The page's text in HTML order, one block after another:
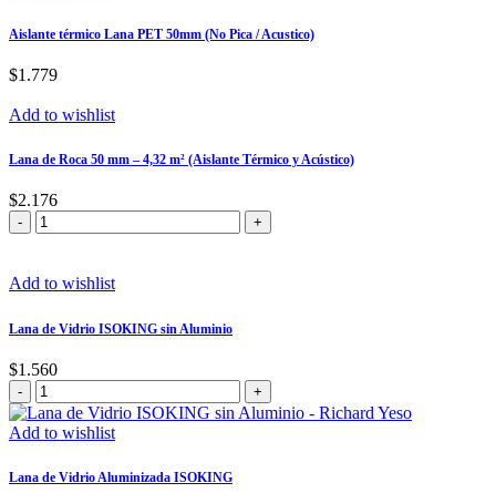
Aislante térmico Lana PET 50mm (No Pica / Acustico)
$1.779
Add to wishlist
Lana de Roca 50 mm – 4,32 m² (Aislante Térmico y Acústico)
$2.176
Lana
de
50
4,32
(Aislante
Térmico
y
Acústico)
Add to wishlist
Lana de Vidrio ISOKING sin Aluminio
$1.560
Lana
de
Vidrio
sin
Aluminio
Add to wishlist
Lana de Vidrio Aluminizada ISOKING